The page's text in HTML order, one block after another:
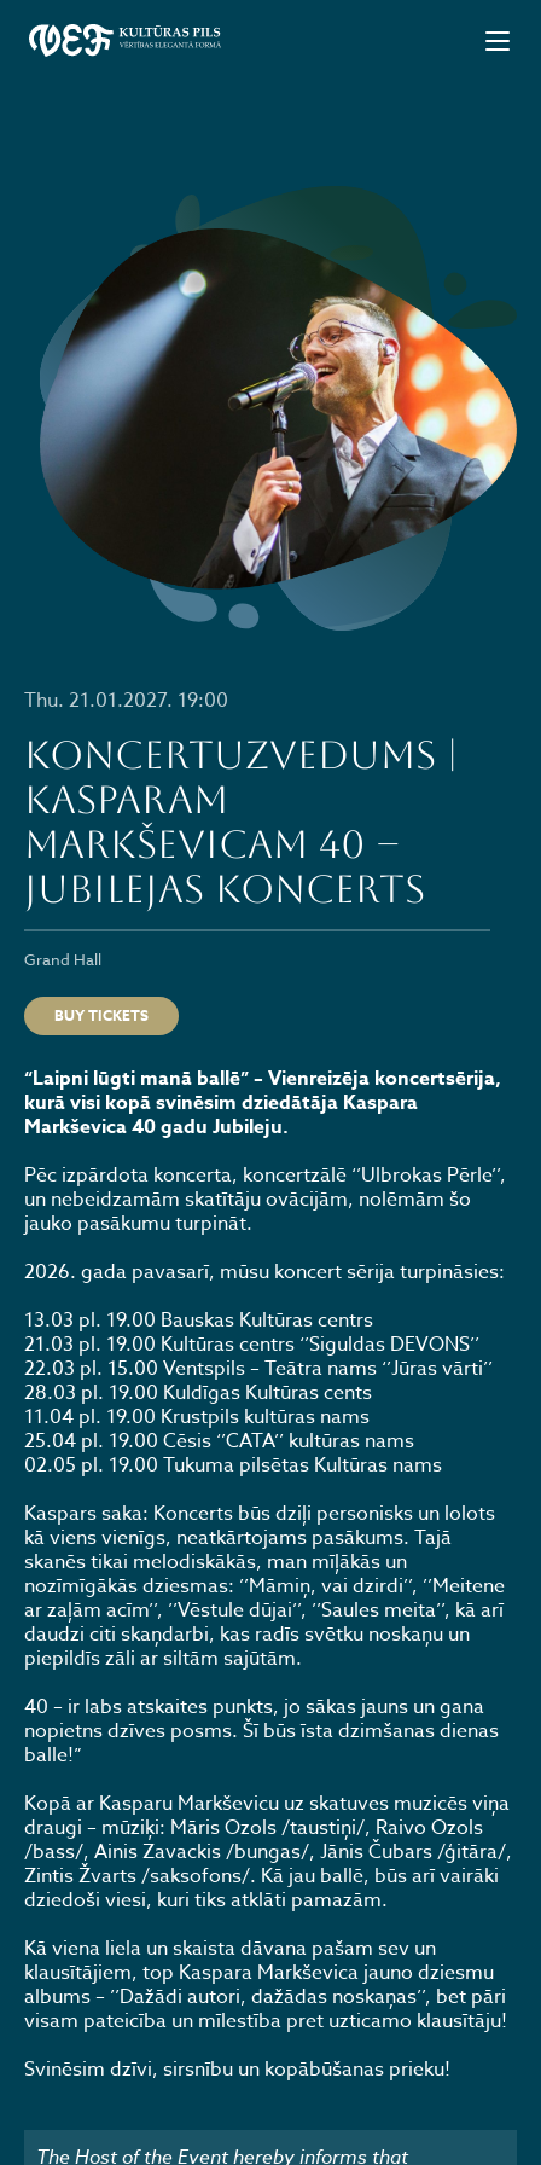
Thu. 21.01.2027. 19:00
Koncertuzvedums |
Kasparam
Markševicam 40 –
jubilejas koncerts
Grand Hall
BUY TICKETS
“Laipni lūgti manā ballē” – Vienreizēja koncertsērija,
kurā visi kopā svinēsim dziedātāja Kaspara
Markševica 40 gadu Jubileju.
Pēc izpārdota koncerta, koncertzālē ‘’Ulbrokas Pērle’’,
un nebeidzamām skatītāju ovācijām, nolēmām šo
jauko pasākumu turpināt.
2026. gada pavasarī, mūsu koncert sērija turpināsies:
13.03 pl. 19.00 Bauskas Kultūras centrs
21.03 pl. 19.00 Kultūras centrs ‘’Siguldas DEVONS’’
22.03 pl. 15.00 Ventspils – Teātra nams ‘’Jūras vārti’’
28.03 pl. 19.00 Kuldīgas Kultūras cents
11.04 pl. 19.00 Krustpils kultūras nams
25.04 pl. 19.00 Cēsis ‘’CATA’’ kultūras nams
02.05 pl. 19.00 Tukuma pilsētas Kultūras nams
Kaspars saka: Koncerts būs dziļi personisks un lolots
kā viens vienīgs, neatkārtojams pasākums. Tajā
skanēs tikai melodiskākās, man mīļākās un
nozīmīgākās dziesmas: ’’Māmiņ, vai dzirdi’’, ’’Meitene
ar zaļām acīm’’, ’’Vēstule dūjai’’, ’’Saules meita’’, kā arī
daudzi citi skaņdarbi, kas radīs svētku noskaņu un
piepildīs zāli ar siltām sajūtām.
40 – ir labs atskaites punkts, jo sākas jauns un gana
nopietns dzīves posms. Šī būs īsta dzimšanas dienas
balle!”
Kopā ar Kasparu Markševicu uz skatuves muzicēs viņa
draugi – mūziķi: Māris Ozols /taustiņi/, Raivo Ozols
/bass/, Ainis Zavackis /bungas/, Jānis Čubars /ģitāra/,
Zintis Žvarts /saksofons/. Kā jau ballē, būs arī vairāki
dziedoši viesi, kuri tiks atklāti pamazām.
Kā viena liela un skaista dāvana pašam sev un
klausītājiem, top Kaspara Markševica jauno dziesmu
albums – ’’Dažādi autori, dažādas noskaņas’’, bet pāri
visam pateicība un mīlestība pret uzticamo klausītāju!
Svinēsim dzīvi, sirsnību un kopābūšanas prieku!
The Host of the Event hereby informs that